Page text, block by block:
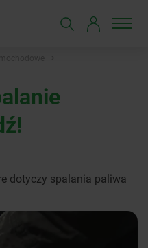
dotyczy spalania paliwa